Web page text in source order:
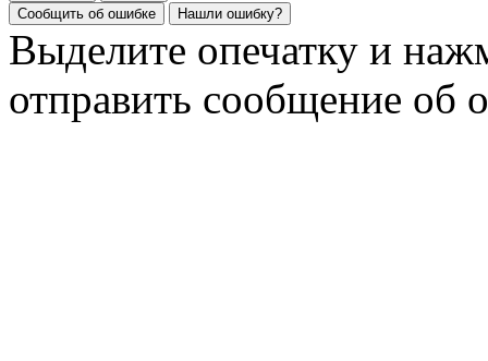
Сообщить об ошибке
Нашли ошибку?
Выделите опечатку и
отправить сообщение об